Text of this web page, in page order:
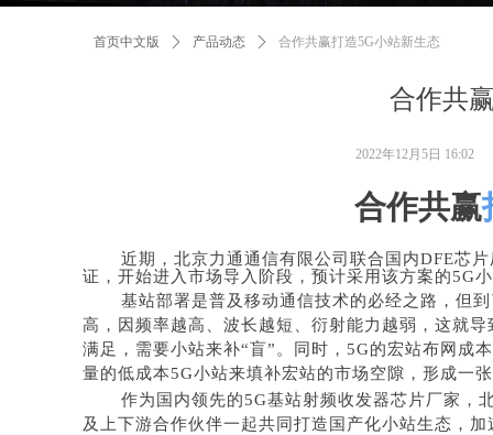
合作共
首页中文版 ꄲ 产品动态 ꄲ 合作共赢打造5G小站新生态
合作共赢
近期，北京力通通信有限公司联合国内DFE芯
证，开始进入市场导入阶段，预计采用该方案的5G
基站部署是普及移动通信技术的必经之路，但
高， 因频率越高、波长越短、衍射能力越弱，这就
满足 ，需要小站来补“盲”。同时， 5G的宏站布网成
量的低成本5G小站来填补宏站的市场空隙，形成一
作为国内领先的5G基站射频收发器芯片厂家，
及上下游合作伙伴一起共同打造国产化小站生态，
2022年12月5日 16:02